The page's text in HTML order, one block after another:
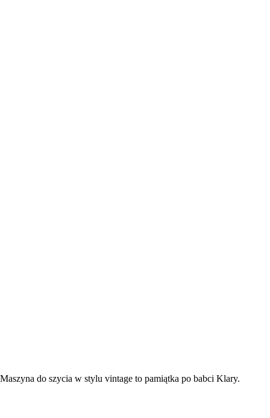
Maszyna do szycia w stylu vintage to pamiątka po babci Klary.